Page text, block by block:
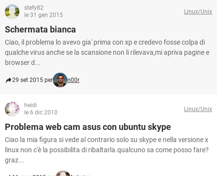
stefy82
le 31 gen 2015
Linux/Unix
Schermata bianca
Ciao, il problema lo avevo gia' prima con xp e credevo fosse colpa di
qualche virus anche se la scansione non li rilevava,mi apriva pagine e
browser d...
29 set 2015 per n00r
heidi
le 6 dic 2010
Linux/Unix
Problema web cam asus con ubuntu skype
Ciao la mia figura si vede al contrario solo su skype e nella versione x
linux non c'è la possibilita di ribaltarla.qualcuno sa come posso fare?
graz...